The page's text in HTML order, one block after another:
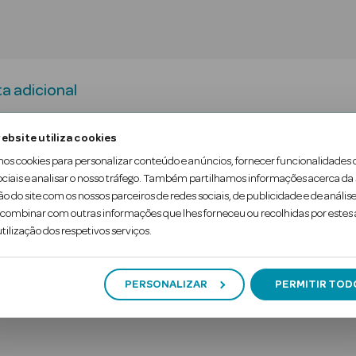
utiliza cookies
cookies para personalizar conteúdo e anúncios, fornecer funcionalidades
e analisar o nosso tráfego. Também partilhamos informações acerca da
do site com os nossos parceiros de redes sociais, de publicidade e de
com outras informações que lhes forneceu ou recolhidas por estes
dos respetivos serviços.
PERSONALIZAR PERMITIR
adicional
solto de fixação. Os nossos pós ultraleves são
a oleosidade e proporcionar um
utiliza pós de alto índice de refração para